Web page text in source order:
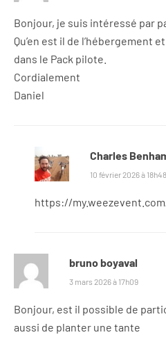
Bonjour, je suis intéressé par
Qu’en est il de l’hébergement
dans le Pack pilote.
Cordialement
Daniel
Charles
10 février 2026 à 18h48
https://
bruno boyaval
3 mars 2026 à 17h09
Bonjour, est il possible de
aussi de planter une tante